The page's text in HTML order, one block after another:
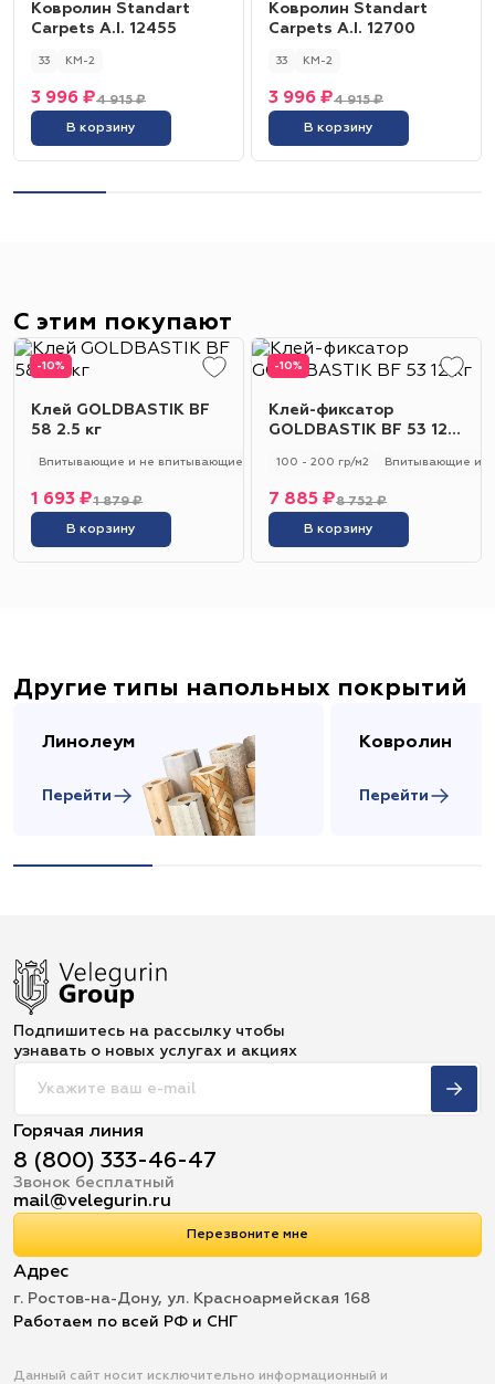
Ковролин Standart
Carpets A.I. 12455
33 КМ-2
4 915 ₽
3 996 ₽
В корзину
Ковролин Standart
Carpets A.I. 12700
33 КМ-2
4 915 ₽
3 996 ₽
В корзину
С этим покупают
-10%
Клей GOLDBASTIK BF
58 2.5 кг
Впитывающие и не впитывающие 250 - 280 гр/м2 Универсальный
1 879 ₽
1 693 ₽
В корзину
-10%
Клей-фиксатор
GOLDBASTIK BF 53 12
100 - 200 гр/м2 Впитывающие и
8 752 ₽
7 885 ₽
В корзину
Другие типы напольных покрытий
Линолеум
Перейти
Ковролин
Перейти
Подпишитесь на рассылку чтобы
узнавать о новых услугах и акциях
Горячая линия
8 (800) 333-46-47
Звонок бесплатный
mail@velegurin.ru
Перезвоните мне
Адрес
г. Ростов-на-Дону, ул. Красноармейская 168
Работаем по всей РФ и СНГ
Данный сайт носит исключительно информационный и